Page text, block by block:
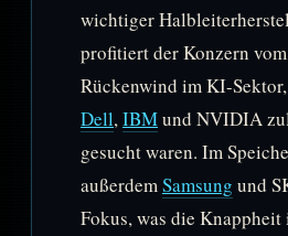
wichtiger
profitiert der Konzern
Rückenwind im KI-
Dell, IBMund NVIDIA
gesucht waren. Im
außerdem Samsung und
Fokus, was die Knappheit